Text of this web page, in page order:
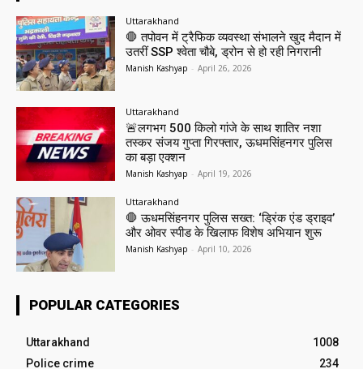
Uttarakhand
🛑 तपोवन में ट्रैफिक व्यवस्था संभालने खुद मैदान में
उतरीं SSP श्वेता चौबे, ड्रोन से हो रही निगरानी
Manish Kashyap - April 26, 2026
Uttarakhand
🚨लगभग 500 किलो गांजे के साथ शातिर नशा
तस्कर संजय गुप्ता गिरफ्तार, ऊधमसिंहनगर पुलिस
का बड़ा एक्शन
Manish Kashyap - April 19, 2026
Uttarakhand
🛑 ऊधमसिंहनगर पुलिस सख्त: ‘ड्रिंक एंड ड्राइव’
और ओवर स्पीड के खिलाफ विशेष अभियान शुरू
Manish Kashyap - April 10, 2026
POPULAR CATEGORIES
Uttarakhand
1008
Police crime
234